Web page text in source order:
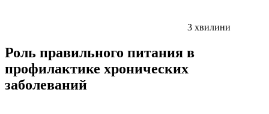
3 хвилини
Роль правильного питания в
профилактике хронических
заболеваний